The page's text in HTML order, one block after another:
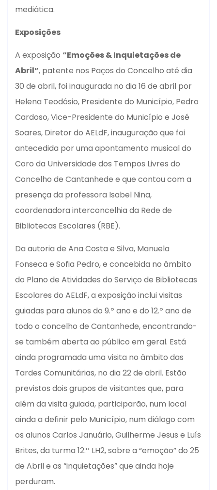
mediática.
Exposições
A exposição “Emoções & Inquietações de
Abril”, patente nos Paços do Concelho até dia
30 de abril, foi inaugurada no dia 16 de abril por
Helena Teodósio, Presidente do Município, Pedro
Cardoso, Vice-Presidente do Município e José
Soares, Diretor do AELdF, inauguração que foi
antecedida por uma apontamento musical do
Coro da Universidade dos Tempos Livres do
Concelho de Cantanhede e que contou com a
presença da professora Isabel Nina,
coordenadora interconcelhia da Rede de
Bibliotecas Escolares (RBE).
Da autoria de Ana Costa e Silva, Manuela
Fonseca e Sofia Pedro, e concebida no âmbito
do Plano de Atividades do Serviço de Bibliotecas
Escolares do AELdF, a exposição inclui visitas
guiadas para alunos do 9.º ano e do 12.º ano de
todo o concelho de Cantanhede, encontrando-
se também aberta ao público em geral. Está
ainda programada uma visita no âmbito das
Tardes Comunitárias, no dia 22 de abril. Estão
previstos dois grupos de visitantes que, para
além da visita guiada, participarão, num local
ainda a definir pelo Município, num diálogo com
os alunos Carlos Januário, Guilherme Jesus e Luís
Brites, da turma 12.º LH2, sobre a “emoção” do 25
de Abril e as “inquietações” que ainda hoje
perduram.